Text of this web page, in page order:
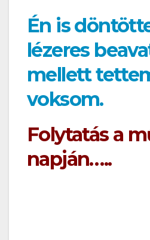
Én is
lézeres
mellett
voksom.
Folytatás a
napján…..